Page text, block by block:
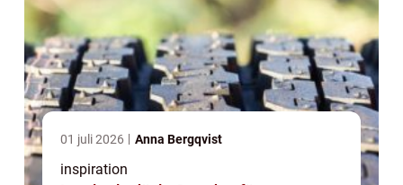
01 juli 2026 Anna Bergqvist
inspiration